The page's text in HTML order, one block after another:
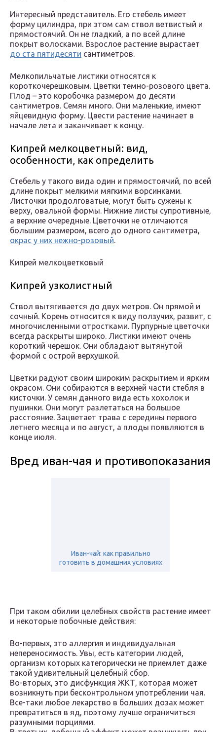
Интересный представитель. Его стебель имеет
форму цилиндра, при этом сам ствол ветвистый и
прямостоячий. Он не гладкий, а по всей длине
покрыт волосками. Взрослое растение вырастает
до ста пятидесяти сантиметров.
Мелкопильчатые листики относятся к
короткочерешковым. Цветки темно-розового цвета.
Плод – это коробочка размером до десяти
сантиметров. Семян много. Они маленькие, имеют
яйцевидную форму. Цвести растение начинает в
начале лета и заканчивает к концу.
Кипрей мелкоцветный: вид,
особенности, как определить
Стебель у такого вида один и прямостоячий, по всей
длине покрыт мелкими мягкими ворсинками.
Листочки продолговатые, могут быть сужены к
верху, овальной формы. Нижние листы супротивные,
а верхние очередные. Цветочки не отличаются
большим размером, всего до одного сантиметра,
окрас у них нежно-розовый.
Кипрей мелкоцветковый
Кипрей узколистный
Ствол вытягивается до двух метров. Он прямой и
сочный. Корень относится к виду ползучих, развит, с
многочисленными отростками. Пурпурные цветочки
всегда раскрыты широко. Листики имеют очень
короткий черешок. Они обладают вытянутой
формой с острой верхушкой.
Цветки радуют своим широким раскрытием и ярким
окрасом. Они собираются в верхней части стебля в
кисточки. У семян данного вида есть хохолок и
пушинки. Они могут разлетаться на большое
расстояние. Зацветает трава с середины первого
летнего месяца и по август, а плоды появляются в
конце июля.
Вред иван-чая и противопоказания
Иван-чай: как правильно
готовить в домашних условиях
При таком обилии целебных свойств растение имеет
и некоторые побочные действия:
Во-первых, это аллергия и индивидуальная
непереносимость. Увы, есть категории людей,
организм которых категорически не приемлет даже
такой удивительный целебный сбор.
Во-вторых, это дисфункция ЖКТ, которая может
возникнуть при бесконтрольном употреблении чая.
Все-таки любое лекарство в больших дозах может
превратиться в яд, поэтому лучше ограничиться
разумными порциями.